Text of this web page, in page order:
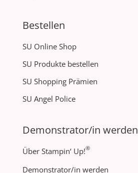
Bestellen
SU Online Shop
SU Produkte bestellen
SU Shopping Prämien
SU Angel Police
Demonstrator/in werden
Über Stampin‘ Up!®
Demonstrator/in werden